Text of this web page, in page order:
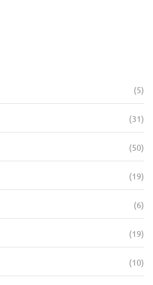
(5)
(31)
(50)
(19)
(6)
(19)
(10)